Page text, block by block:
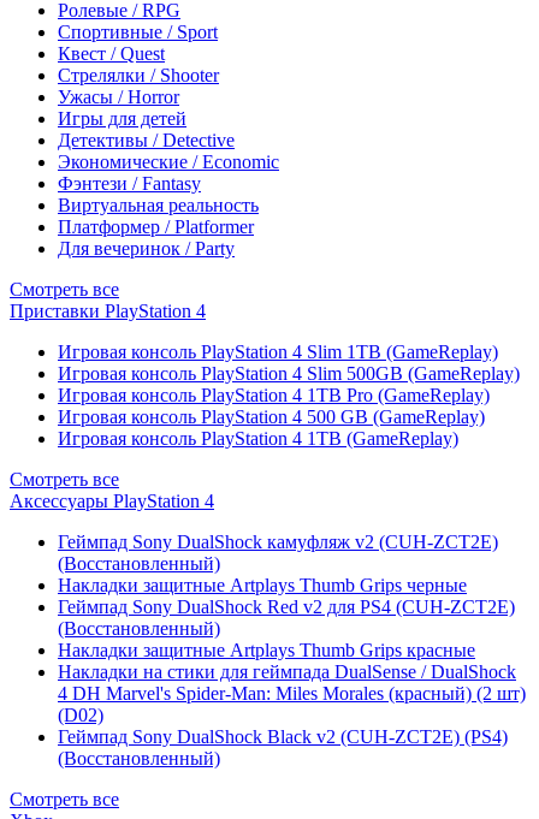
Ролевые / RPG
Спортивные / Sport
Квест / Quest
Стрелялки / Shooter
Ужасы / Horror
Игры для детей
Детективы / Detective
Экономические / Economic
Фэнтези / Fantasy
Виртуальная реальность
Платформер / Platformer
Для вечеринок / Party
Смотреть все
Приставки PlayStation 4
Игровая консоль PlayStation 4 Slim 1TB (GameReplay)
Игровая консоль PlayStation 4 Slim 500GB (GameReplay)
Игровая консоль PlayStation 4 1TB Pro (GameReplay)
Игровая консоль PlayStation 4 500 GB (GameReplay)
Игровая консоль PlayStation 4 1TB (GameReplay)
Смотреть все
Аксессуары PlayStation 4
Геймпад Sony DualShock камуфляж v2 (CUH-ZCT2E)
(Восстановленный)
Накладки защитные Artplays Thumb Grips черные
Геймпад Sony DualShock Red v2 для PS4 (CUH-ZCT2E)
(Восстановленный)
Накладки защитные Artplays Thumb Grips красные
Накладки на стики для геймпада DualSense / DualShock
4 DH Marvel's Spider-Man: Miles Morales (красный) (2 шт)
(D02)
Геймпад Sony DualShock Black v2 (CUH-ZCT2E) (PS4)
(Восстановленный)
Смотреть все